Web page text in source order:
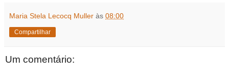
Maria Stela Lecocq Muller às 08:00
Compartilhar
Um comentário: